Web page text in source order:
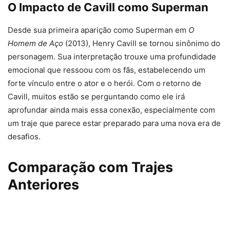
O Impacto de Cavill como Superman
Desde sua primeira aparição como Superman em O
Homem de Aço (2013), Henry Cavill se tornou sinônimo do
personagem. Sua interpretação trouxe uma profundidade
emocional que ressoou com os fãs, estabelecendo um
forte vínculo entre o ator e o herói. Com o retorno de
Cavill, muitos estão se perguntando como ele irá
aprofundar ainda mais essa conexão, especialmente com
um traje que parece estar preparado para uma nova era de
desafios.
Comparação com Trajes
Anteriores